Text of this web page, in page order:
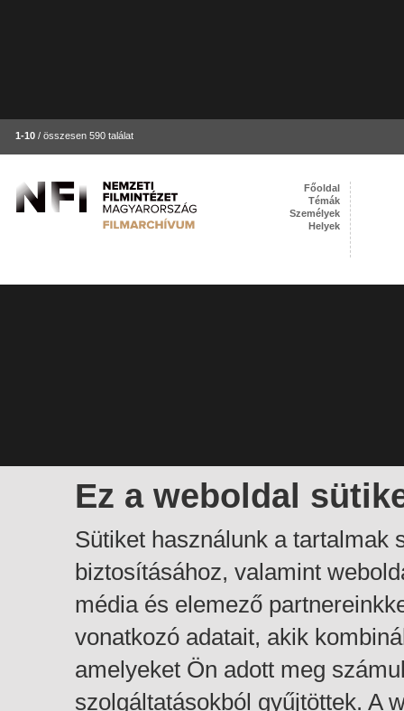
1-10 / összesen 590 találat
Ez a weboldal
Sütiket használunk a tartalmak
biztosításához, valamint
média és elemező
vonatkozó adatait, akik
amelyeket Ön adott meg
szolgáltatásokból gyűjtöttek. A
Főoldal
Témák
Személyek
Helyek